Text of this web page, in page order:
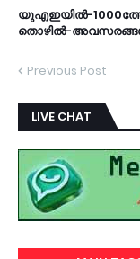
യുഎഇയിൽ-
തൊഴിൽ-
Previous Post
LIVE CHAT